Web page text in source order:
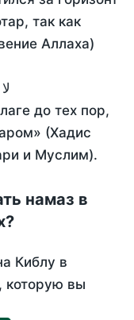
так как
Аллаха)
до тех пор,
(Хадис
и Муслим).
намаз в
Киблу в
которую вы